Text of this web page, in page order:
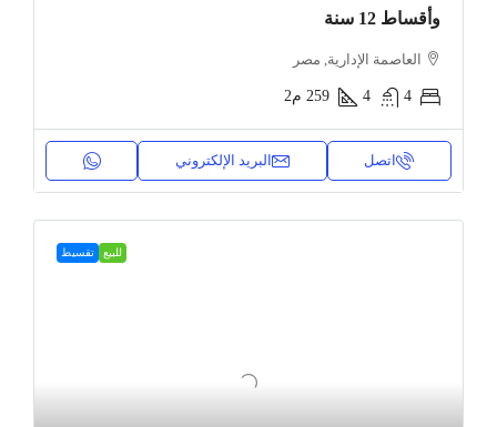
وأقساط 12 سنة
العاصمة الإدارية, مصر
4
4
259 م2
اتصل البريد الإلكتروني
للبيع تقسيط